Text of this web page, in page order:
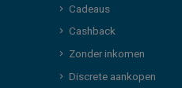
Cadeaus
Cashback
Zonder inkomen
Discrete aankopen